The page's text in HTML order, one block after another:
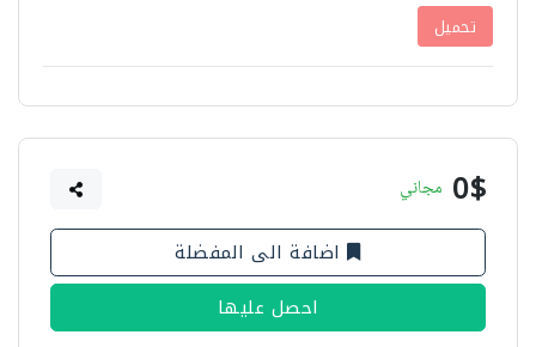
تحميل
0$ مجاني
اضافة الى المفضلة
احصل عليها